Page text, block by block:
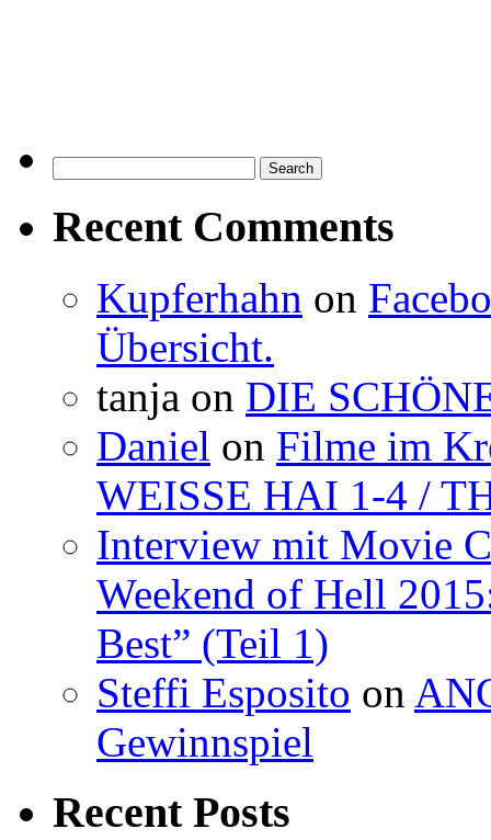
for:
Recent Comments
Kupferhahn on
Übersicht.
tanja on DIE
Daniel on Filme im
WEISSE HAI 1-4 /
Interview mit Movie
Weekend of Hell
Best” (Teil 1)
Steffi Esposito on
Gewinnspiel
Recent Posts